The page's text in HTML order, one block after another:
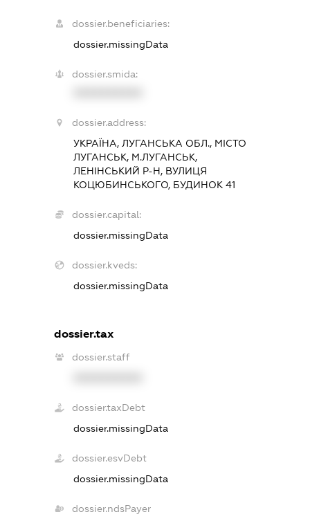
dossier.beneficiaries:
dossier.missingData
dossier.smida:
dossier.address:
УКРАЇНА, ЛУГАНСЬКА ОБЛ., МІСТО
ЛУГАНСЬК, М.ЛУГАНСЬК,
ЛЕНІНСЬКИЙ Р-Н, ВУЛИЦЯ
КОЦЮБИНСЬКОГО, БУДИНОК 41
dossier.capital:
dossier.missingData
dossier.kveds:
dossier.missingData
dossier.tax
dossier.staff
dossier.taxDebt
dossier.missingData
dossier.esvDebt
dossier.missingData
dossier.ndsPayer